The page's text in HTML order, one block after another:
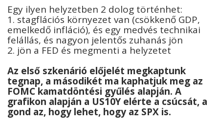
Egy ilyen helyzetben 2 dolog történhet:
1. stagflációs környezet van (csökkenő GDP,
emelkedő infláció), és egy medvés technikai
felállás, és nagyon jelentős zuhanás jön
2. jön a FED és megmenti a helyzetet
Az első szkenárió előjelét megkaptunk
tegnap, a másodikét ma kaphatjuk meg az
FOMC kamatdöntési gyűlés alapján. A
grafikon alapján a US10Y elérte a csúcsát, a
gond az, hogy lehet, hogy az SPX is.